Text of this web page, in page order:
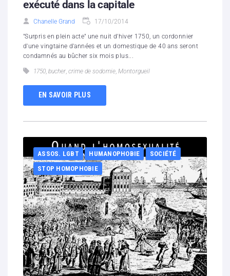
exécuté dans la capitale
Chanelle Grand 17/10/2014
"Surpris en plein acte" une nuit d'hiver 1750, un cordonnier
d'une vingtaine d'années et un domestique de 40 ans seront
condamnés au bûcher six mois plus...
1750 bucher crime de sodomie Montorgueil
EN SAVOIR PLUS
ASSOS. LGBT HUMANOPHOBIE
SOCIÉTÉ
STOP HOMOPHOBIE